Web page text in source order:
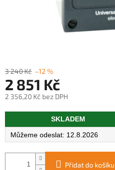
3 240 Kč –12 %
2 851 Kč
2 356,20 Kč bez DPH
Měrná
SKLADEM
12.8.2026
Přidat do košíku